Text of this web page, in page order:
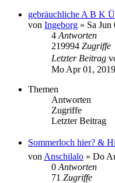
gebräuchliche A B K
von Ingeborg » Sa
4 Antworten
219994 Zugriffe
Letzter Beitrag
Mo Apr 01,
Themen
Antworten
Zugriffe
Letzter Beitrag
Sommerloch hier? &
von Anschilalo » Do
0 Antworten
71 Zugriffe